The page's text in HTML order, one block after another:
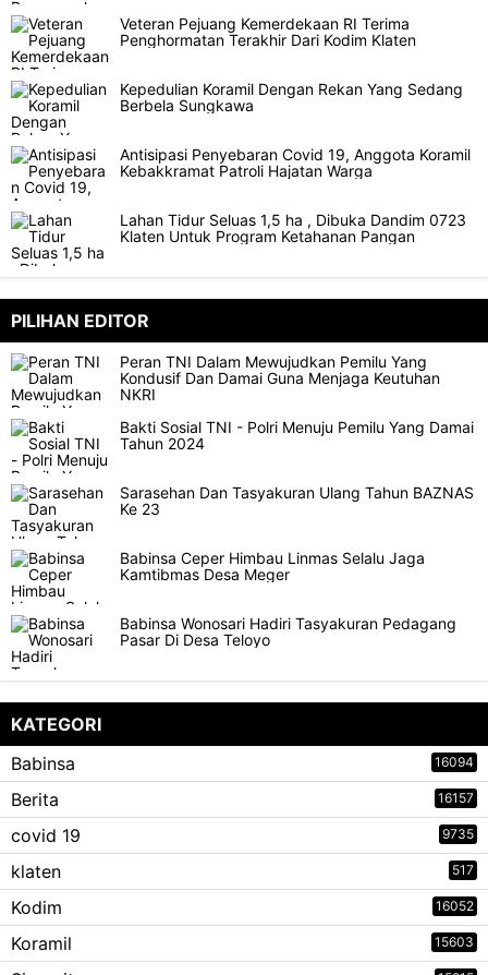
Veteran Pejuang Kemerdekaan RI Terima
Penghormatan Terakhir Dari Kodim Klaten
Kepedulian Koramil Dengan Rekan Yang Sedang
Berbela Sungkawa
Antisipasi Penyebaran Covid 19, Anggota Koramil
Kebakkramat Patroli Hajatan Warga
Lahan Tidur Seluas 1,5 ha , Dibuka Dandim 0723
Klaten Untuk Program Ketahanan Pangan
PILIHAN EDITOR
Peran TNI Dalam Mewujudkan Pemilu Yang
Kondusif Dan Damai Guna Menjaga Keutuhan
NKRI
Bakti Sosial TNI - Polri Menuju Pemilu Yang Damai
Tahun 2024
Sarasehan Dan Tasyakuran Ulang Tahun BAZNAS
Ke 23
Babinsa Ceper Himbau Linmas Selalu Jaga
Kamtibmas Desa Meger
Babinsa Wonosari Hadiri Tasyakuran Pedagang
Pasar Di Desa Teloyo
KATEGORI
Babinsa
16094
Berita 16157
covid 19 9735
klaten 517
Kodim 16052
Koramil 15603